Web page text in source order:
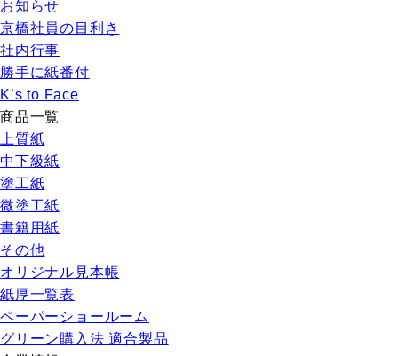
お知らせ
京橋社員の目利き
社内行事
勝手に紙番付
K’s to Face
商品一覧
上質紙
中下級紙
塗工紙
微塗工紙
書籍用紙
その他
オリジナル見本帳
紙厚一覧表
ペーパーショールーム
グリーン購入法 適合製品